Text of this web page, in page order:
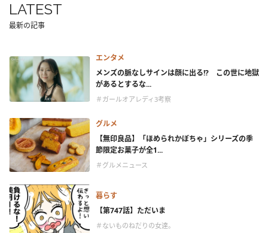
LATEST
最新の記事
エンタメ
メンズの脈なしサインは顔に出る!? この世に地獄
があるとするな...
＃ガールオアレディ3考察
グルメ
【無印良品】「ほめられかぼちゃ」シリーズの季
節限定お菓子が全1...
＃グルメニュース
暮らす
【第747話】ただいま
＃ないものねだりの女達。